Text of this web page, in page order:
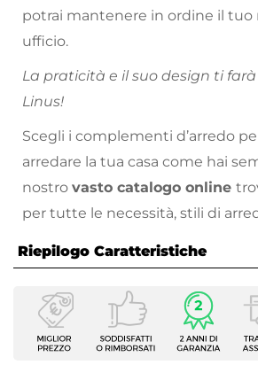
potrai mantenere in ordine il tuo
ufficio.
La praticità e il suo design ti
Linus!
Scegli i complementi d’arredo
arredare la tua casa come hai
nostro vasto catalogo online
per tutte le necessità, stili di
Riepilogo Caratteristiche
Caratteristiche
Tipologia
Scrivania